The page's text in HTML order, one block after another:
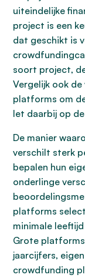
uiteindelijke
project is een
dat geschikt is
soort project,
Vergelijk ook
platforms om
let daarbij op
De manier
verschilt sterk
bepalen hun
onderlinge
platforms
minimale
Grote
jaarcijfers,
crowdfunding